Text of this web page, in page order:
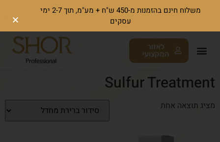
לאזור
המקצועי
Sulfur Treatment
מציג תוצאה אחת
משלוח חינם בהזמנות מ-450 ש"ח + מע"מ, תוך 2-7 ימי
עסקים